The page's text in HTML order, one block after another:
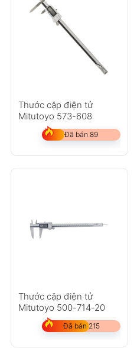
Thước cặp điện tử
Mitutoyo 573-608
Đã bán 89
Thước cặp điện tử
Mitutoyo 500-714-20
Đã bán 215